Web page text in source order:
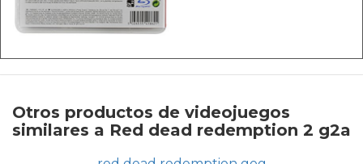
Otros productos de videojuegos
similares a Red dead redemption 2 g2a